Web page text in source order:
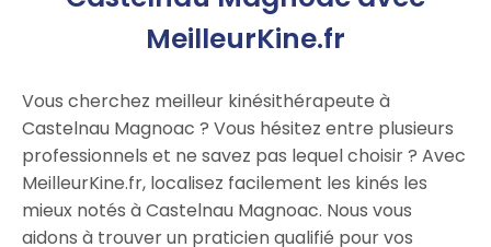
MeilleurKine.fr
Vous cherchez meilleur kinésithérapeute à
Castelnau Magnoac ? Vous hésitez entre plusieurs
professionnels et ne savez pas lequel choisir ? Avec
MeilleurKine.fr, localisez facilement les kinés les
mieux notés à Castelnau Magnoac. Nous vous
aidons à trouver un praticien qualifié pour vos